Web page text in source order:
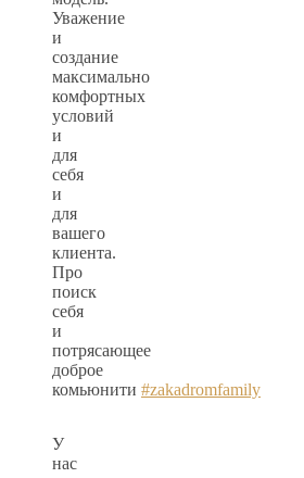
Уважение
и
создание
максимально
комфортных
условий
и
для
себя
и
для
вашего
клиента.
Про
поиск
себя
и
потрясающее
доброе
комьюнити #zakadromfamily
У
нас